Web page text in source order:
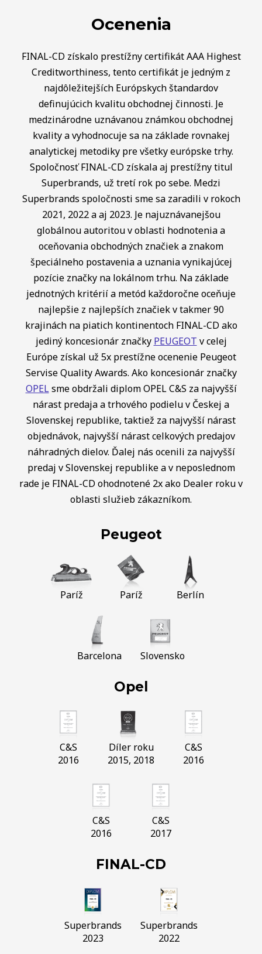
Ocenenia
FINAL-CD získalo prestížny certifikát AAA Highest
Creditworthiness, tento certifikát je jedným z
najdôležitejších Európskych štandardov
definujúcich kvalitu obchodnej činnosti. Je
medzinárodne uznávanou známkou obchodnej
kvality a vyhodnocuje sa na základe rovnakej
analytickej metodiky pre všetky európske trhy.
Spoločnosť FINAL-CD získala aj prestížny titul
Superbrands, už tretí rok po sebe. Medzi
Superbrands spoločnosti sme sa zaradili v rokoch
2021, 2022 a aj 2023. Je najuznávanejšou
globálnou autoritou v oblasti hodnotenia a
oceňovania obchodných značiek a znakom
špeciálneho postavenia a uznania vynikajúcej
pozície značky na lokálnom trhu. Na základe
jednotných kritérií a metód každoročne oceňuje
najlepšie z najlepších značiek v takmer 90
krajinách na piatich kontinentoch FINAL-CD ako
jediný koncesionár značky PEUGEOT v celej
Európe získal už 5x prestížne ocenenie Peugeot
Servise Quality Awards. Ako koncesionár značky
OPELsme obdržali diplom OPEL C&S za najvyšší
nárast predaja a trhového podielu v Českej a
Slovenskej republike, taktiež za najvyšší nárast
objednávok, najvyšší nárast celkových predajov
náhradných dielov. Ďalej nás ocenili za najvyšší
predaj v Slovenskej republike a v neposlednom
rade je FINAL-CD ohodnotené 2x ako Dealer roku v
oblasti služieb zákazníkom.
Peugeot
Paríž Paríž Berlín
Barcelona Slovensko
Opel
C&S
2016
Díler roku
2015, 2018
C&S
2016
C&S
2016
C&S
2017
FINAL-CD
Superbrands
2023
Superbrands
2022